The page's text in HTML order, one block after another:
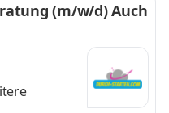
(m/w/d) Auch